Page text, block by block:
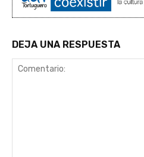
DEJA UNA RESPUESTA